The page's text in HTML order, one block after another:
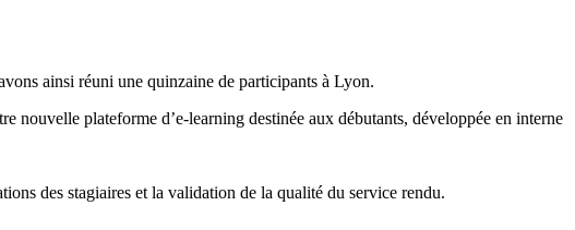
ainsi réuni une quinzaine de participants à Lyon.
nouvelle plateforme d’e-learning destinée aux débutants, développée en interne
des stagiaires et la validation de la qualité du service rendu.